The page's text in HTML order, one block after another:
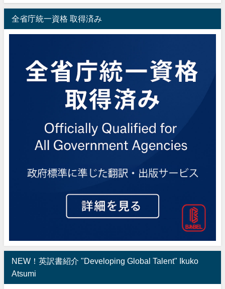
全省庁統一資格 取得済み
NEW！英訳書紹介 "Developing Global Talent" Ikuko
Atsumi